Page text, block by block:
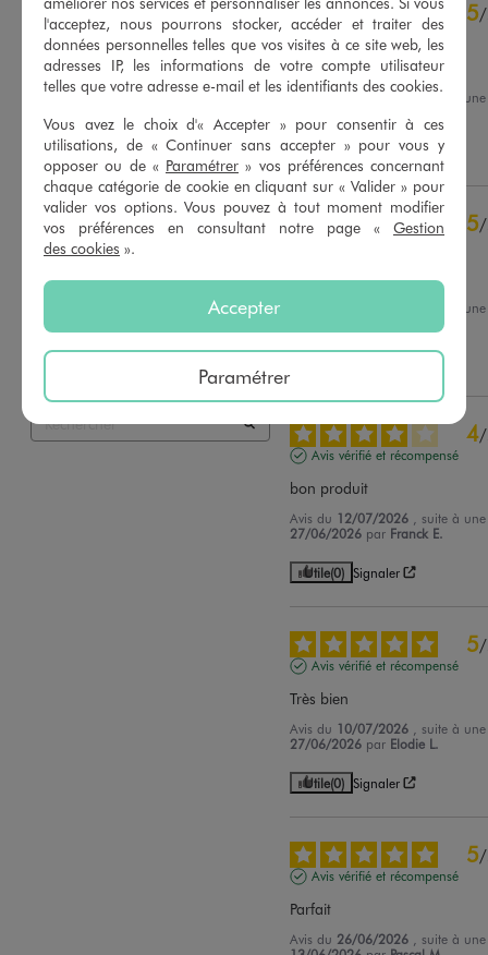
/5
Basé sur44
avis soumis à un
contrôle
Voir tous les avis sur ce site
étoiles
4étoiles
11
3étoiles
Trier les avis
5/
Avis vérifié et récompensé
Belle couleur
Avis du24/07/2026 , suite à
Utile(0) Signaler
5/
Taille bien.
, suite à
Solene B.
4/
Avis vérifié et récompensé
bon produit
Avis du 12/07/2026
, suite à
27/06/2026 par Franck E.
Utile(0) Signaler
5/
Avis vérifié et récompensé
Très bien
Avis du 10/07/2026
, suite à
27/06/2026 par Elodie L.
Utile(0) Signaler
5/
Avis vérifié et récompensé
Parfait
Avis du 26/06/2026
, suite à
l'acceptez, nous pourrons stocker, accéder et traiter des
données personnelles telles que vos visites à ce site web, les
adresses IP, les informations de votre compte utilisateur
telles que votre adresse e-mail et les identifiants des cookies.
Vous avez le choix d'« Accepter » pour consentir à ces
utilisations, de « Continuer sans accepter » pour vous y
opposer ou de « Paramétrer » vos préférences concernant
chaque catégorie de cookie en cliquant sur « Valider » pour
valider vos options. Vous pouvez à tout moment modifier
vos préférences en consultant notre page « Gestion
des cookies ».
Accepter
Paramétrer